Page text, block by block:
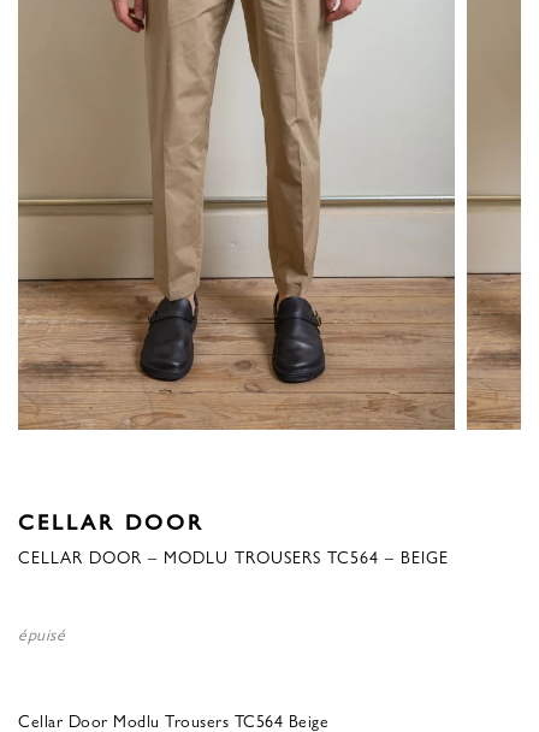
CELLAR DOOR
CELLAR DOOR – MODLU TROUSERS TC564 – BEIGE
épuisé
Cellar Door Modlu Trousers TC564 Beige